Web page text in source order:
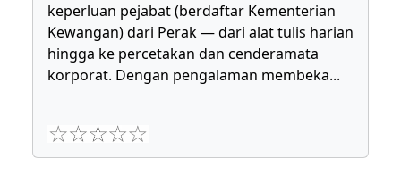
keperluan pejabat (berdaftar Kementerian
Kewangan) dari Perak — dari alat tulis harian
hingga ke percetakan dan cenderamata
korporat. Dengan pengalaman membeka...